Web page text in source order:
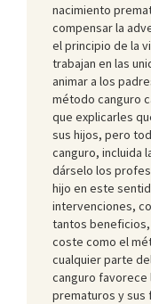
nacimiento
compensar la
el principio de la
trabajan en las
animar a los
método canguro
que explicarles
sus hijos, pero
canguro, incluida
dárselo los
hijo en este
intervenciones,
tantos
coste como el
cualquier parte
canguro favorece
prematuros y sus